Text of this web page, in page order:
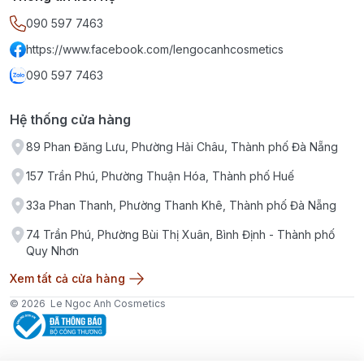
090 597 7463
https://www.facebook.com/lengocanhcosmetics
090 597 7463
Hệ thống cửa hàng
89 Phan Đăng Lưu, Phường Hải Châu, Thành phố Đà Nẵng
157 Trần Phú, Phường Thuận Hóa, Thành phố Huế
33a Phan Thanh, Phường Thanh Khê, Thành phố Đà Nẵng
74 Trần Phú, Phường Bùi Thị Xuân, Bình Định - Thành phố
Quy Nhơn
Xem tất cả cửa hàng
© 2026 Le Ngoc Anh Cosmetics